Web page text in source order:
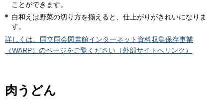
ことができます。
白和えは野菜の切り方を揃えると、仕上がりがきれいになりま
す。
詳しくは、国立国会図書館インターネット資料収集保存事業
（WARP）のページをご覧ください（外部サイトへリンク）
肉うどん